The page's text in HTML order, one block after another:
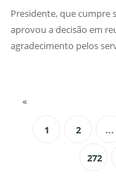
Presidente, que cumpre
aprovou a decisão em
agradecimento pelos
«
1 2 ...
272